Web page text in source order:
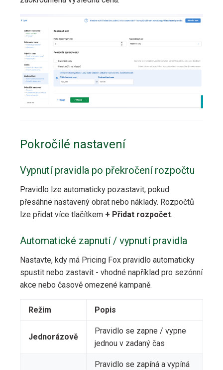
Pokročilé nastavení
Vypnutí pravidla po překročení rozpočtu
Pravidlo lze automaticky pozastavit, pokud
přesáhne nastavený obrat nebo náklady. Rozpočtů
lze přidat více tlačítkem + Přidat rozpočet.
Automatické zapnutí / vypnutí pravidla
Nastavte, kdy má Pricing Fox pravidlo automaticky
spustit nebo zastavit - vhodné například pro sezónní
akce nebo časově omezené kampaně.
Režim Popis
Jednorázově
Pravidlo se zapne / vypne
jednou v zadaný čas
Pravidlo se zapíná a vypíná